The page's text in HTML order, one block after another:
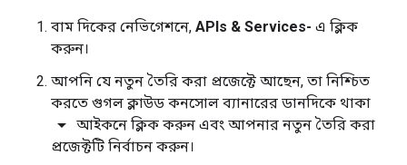
বাম দিকের নেভিগেশনে, APIs & Services- এ ক্লিক
করুন।
আপনি যে নতুন তৈরি করা প্রজেক্টে আছেন, তা নিশ্চিত
করতে গুগল ক্লাউড কনসোল ব্যানারের ডানদিকে থাকা
arrow_drop_down আইকনে ক্লিক করুন এবং আপনার নতুন তৈরি করা
প্রজেক্টটি নির্বাচন করুন।